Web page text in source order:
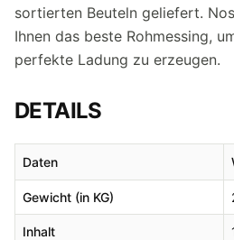
sortierten Beuteln geliefert.
Ihnen das beste Rohmessing,
perfekte Ladung zu erzeugen.
DETAILS
Daten
Gewicht (in KG)
Inhalt